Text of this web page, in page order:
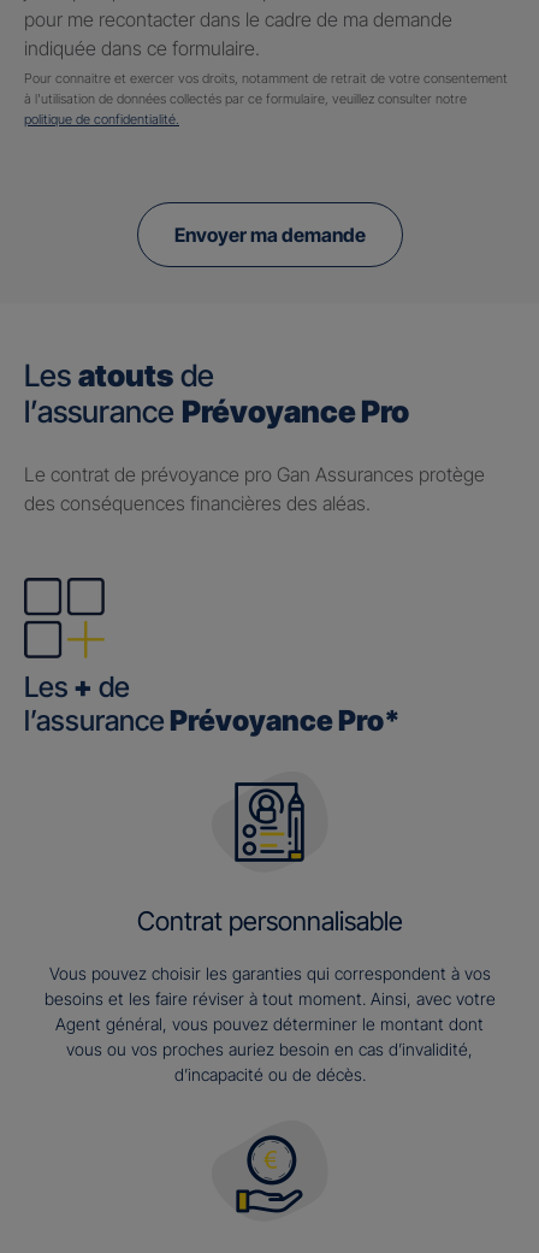
pour me recontacter dans le cadre de ma demande
indiquée dans ce formulaire.
Pour connaitre et exercer vos droits, notamment de retrait de votre consentement
à l'utilisation de données collectés par ce formulaire, veuillez consulter notre
politique de confidentialité.
Envoyer ma demande
Les atouts de
l’assurance Prévoyance Pro
Le contrat de prévoyance pro Gan Assurances protège
des conséquences financières des aléas.
Les + de
l’assurance Prévoyance Pro*
Contrat personnalisable
Vous pouvez choisir les garanties qui correspondent à vos
besoins et les faire réviser à tout moment. Ainsi, avec votre
Agent général, vous pouvez déterminer le montant dont
vous ou vos proches auriez besoin en cas d’invalidité,
d’incapacité ou de décès.